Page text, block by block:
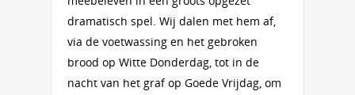
dramatisch spel. Wij dalen met hem af,
via de voetwassing en het gebroken
brood op Witte Donderdag, tot in de
nacht van het graf op Goede Vrijdag, om